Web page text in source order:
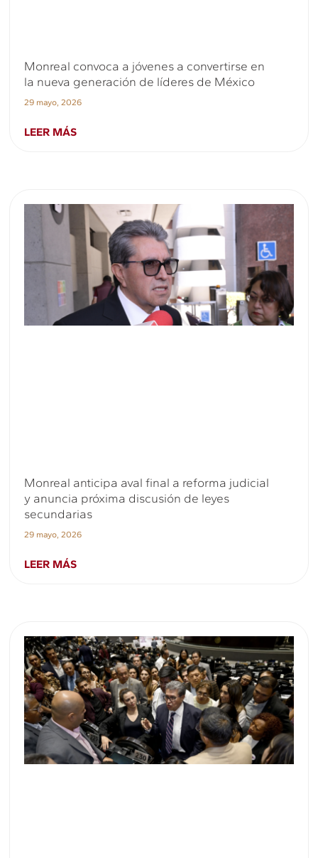
Monreal convoca a jóvenes a convertirse en
la nueva generación de líderes de México
29 mayo, 2026
LEER MÁS
Monreal anticipa aval final a reforma judicial
y anuncia próxima discusión de leyes
secundarias
29 mayo, 2026
LEER MÁS